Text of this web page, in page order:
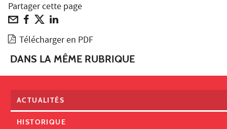
Partager cette page
Télécharger en PDF
DANS LA MÊME RUBRIQUE
ACTUALITÉS
HISTORIQUE